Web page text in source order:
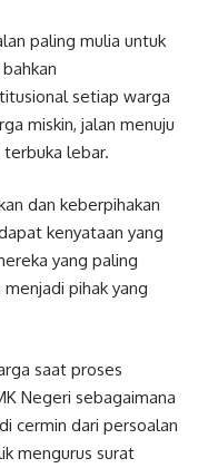
paling mulia untuk
setiap warga
miskin, jalan menuju
lebar.
dan keberpihakan
kenyataan yang
yang paling
pihak yang
saat proses
Negeri sebagaimana
cermin dari persoalan
mengurus surat